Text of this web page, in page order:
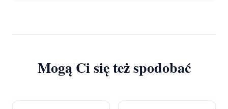
Mogą Ci się też spodobać